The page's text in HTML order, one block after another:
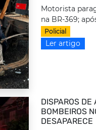
Motorista
na BR-369;
Policial
Ler artigo
DISPAROS DE
BOMBEIROS
DESAPARECE